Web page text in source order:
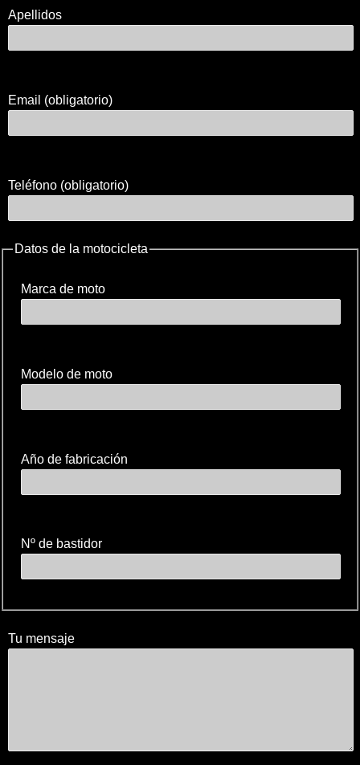
Apellidos
Email (obligatorio)
Teléfono (obligatorio)
Datos de la motocicleta
Marca de moto
Modelo de moto
Año de fabricación
Nº de bastidor
Tu mensaje